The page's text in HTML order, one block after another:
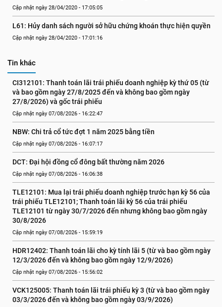
Cập nhật ngày 28/04/2020 - 17:05:05
L61: Hủy danh sách người sở hữu chứng khoán thực hiện quyền
Cập nhật ngày 28/04/2020 - 17:01:16
Tin khác
CI312101: Thanh toán lãi trái phiếu doanh nghiệp kỳ thứ 05 (từ
và bao gồm ngày 27/8/2025 đến và không bao gồm ngày
27/8/2026) và gốc trái phiếu
Cập nhật ngày 07/08/2026 - 16:22:47
NBW: Chi trả cổ tức đợt 1 năm 2025 bằng tiền
Cập nhật ngày 07/08/2026 - 16:07:17
DCT: Đại hội đồng cổ đông bất thường năm 2026
Cập nhật ngày 07/08/2026 - 16:06:38
TLE12101: Mua lại trái phiếu doanh nghiệp trước hạn kỳ 56 của
trái phiếu TLE12101; Thanh toán lãi kỳ 56 của trái phiếu
TLE12101 từ ngày 30/7/2026 đến nhưng không bao gồm ngày
30/8/2026
Cập nhật ngày 07/08/2026 - 15:59:19
HDR12402: Thanh toán lãi cho kỳ tính lãi 5 (từ và bao gồm ngày
12/3/2026 đến và không bao gồm ngày 12/9/2026)
Cập nhật ngày 07/08/2026 - 15:56:02
VCK125005: Thanh toán lãi trái phiếu kỳ 3 (từ và bao gồm ngày
03/3/2026 đến và không bao gồm ngày 03/9/2026)